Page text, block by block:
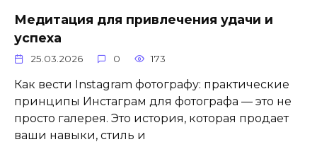
Медитация для привлечения удачи и
успеха
25.03.2026 0 173
Как вести Instagram фотографу: практические
принципы Инстаграм для фотографа — это не
просто галерея. Это история, которая продает
ваши навыки, стиль и